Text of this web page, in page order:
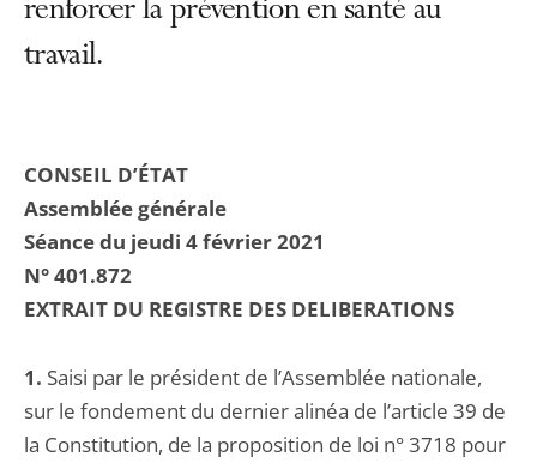
renforcer la prévention en santé au
travail.
CONSEIL D’ÉTAT
Assemblée générale
Séance du jeudi 4 février 2021
N° 401.872
EXTRAIT DU REGISTRE DES DELIBERATIONS
1. Saisi par le président de l’Assemblée nationale,
sur le fondement du dernier alinéa de l’article 39 de
la Constitution, de la proposition de loi n° 3718 pour